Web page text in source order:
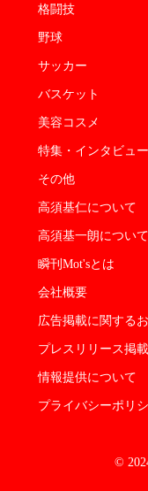
格闘技
野球
サッカー
バスケット
美容コスメ
特集・インタビュー
その他
高須基仁について
高須基一朗について
瞬刊Mot'sとは
会社概要
広告掲載に関する
プレスリリース掲
情報提供について
プライバシーポリ
©